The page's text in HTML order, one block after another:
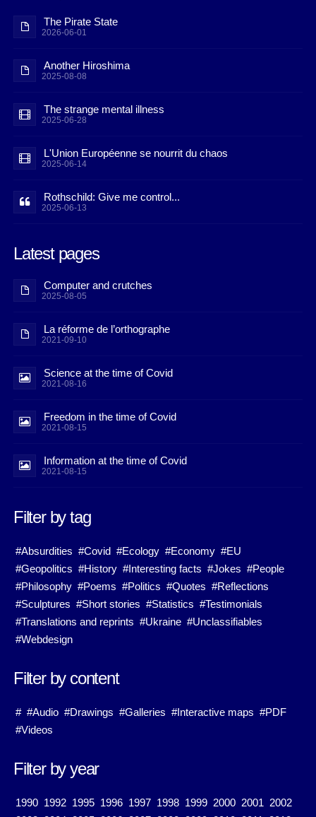
The Pirate State
2026-06-01
Another Hiroshima
2025-08-08
The strange mental illness
2025-06-28
L'Union Européenne se nourrit du chaos
2025-06-14
Rothschild: Give me control...
2025-06-13
Latest pages
Computer and crutches
2025-08-05
La réforme de l’orthographe
2021-09-10
Science at the time of Covid
2021-08-16
Freedom in the time of Covid
2021-08-15
Information at the time of Covid
2021-08-15
Filter by tag
#Absurdities #Covid #Ecology #Economy #EU
#Geopolitics #History #Interesting facts #Jokes #People
#Philosophy #Poems #Politics #Quotes #Reflections
#Sculptures #Short stories #Statistics #Testimonials
#Translations and reprints #Ukraine #Unclassifiables
#Webdesign
Filter by content
# #Audio #Drawings #Galleries #Interactive maps #PDF
#Videos
Filter by year
1990 1992 1995 1996 1997 1998 1999 2000 2001 2002